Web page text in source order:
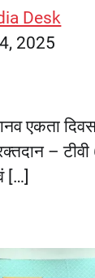
Desk
2025
एकता
– टीवी
[…]